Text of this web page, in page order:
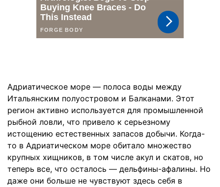
Адриатическое море — полоса воды между
Итальянским полуостровом и Балканами. Этот
регион активно используется для промышленной
рыбной ловли, что привело к серьезному
истощению естественных запасов добычи. Когда-
то в Адриатическом море обитало множество
крупных хищников, в том числе акул и скатов, но
теперь все, что осталось — дельфины-афалины. Но
даже они больше не чувствуют здесь себя в